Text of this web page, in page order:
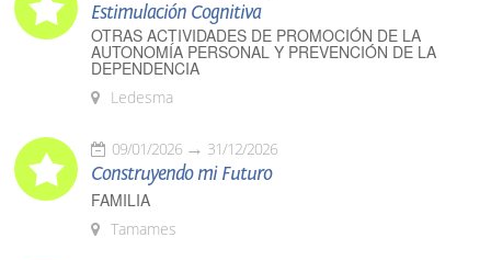
Estimulación Cognitiva
OTRAS ACTIVIDADES DE PROMOCIÓN DE LA
AUTONOMÍA PERSONAL Y PREVENCIÓN DE LA
DEPENDENCIA
Ledesma
09/01/2026 31/12/2026
Construyendo mi Futuro
FAMILIA
Tamames